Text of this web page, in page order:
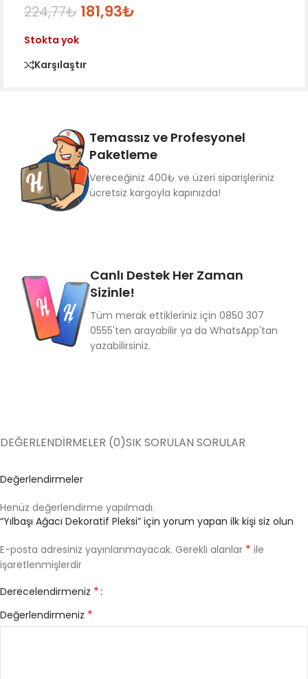
224,77₺ 181,93₺
Stokta yok
Karşılaştır
Temassız ve Profesyonel
Paketleme
Vereceğiniz 400₺ ve üzeri siparişleriniz
ücretsiz kargoyla kapınızda!
Canlı Destek Her Zaman
Sizinle!
Tüm merak ettikleriniz için 0850 307
0555'ten arayabilir ya da WhatsApp'tan
yazabilirsiniz.
DEĞERLENDIRMELER (0)SIK SORULAN SORULAR
Değerlendirmeler
Henüz değerlendirme yapılmadı.
“Yılbaşı Ağacı Dekoratif Pleksi” için yorum yapan ilk kişi siz olun
E-posta adresiniz yayınlanmayacak. Gerekli alanlar * ile
işaretlenmişlerdir
Derecelendirmeniz *
Değerlendirmeniz *